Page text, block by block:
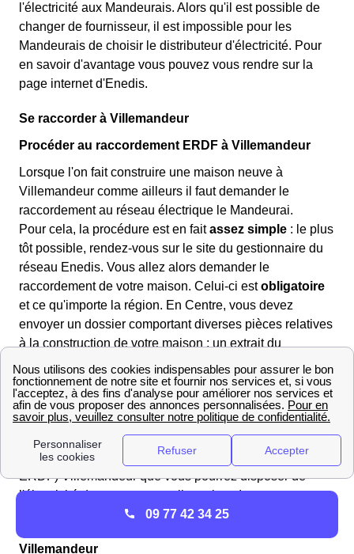
l'électricité aux Mandeurais. Alors qu'il est possible de
changer de fournisseur, il est impossible pour les
Mandeurais de choisir le distributeur d'électricité. Pour
en savoir d'avantage vous pouvez vous rendre sur la
page internet d'Enedis.
Se raccorder à Villemandeur
Procéder au raccordement ERDF à Villemandeur
Lorsque l'on fait construire une maison neuve à
Villemandeur comme ailleurs il faut demander le
raccordement au réseau électrique le Mandeurai.
Pour cela, la procédure est en faitassez simple : le plus
tôt possible, rendez-vous sur le site du gestionnaire du
réseau Enedis. Vous allez alors demander le
raccordement de votre maison. Celui-ci estobligatoire
et ce qu'importe la région. En Centre, vous devez
envoyer un dossier comportant diverses pièces relatives
à la construction de votre maison : un extrait du
cadastre, le permis de construire, un plan de masse du
domicile, et quelques photos des installations. Comptez
au moins six semaines de délai pour avoir une réponse
de la part d'Enedis Loiret, car les demandes de
raccordement en Centre sont nombreuses.
C'est seulement grâce au raccordement Enedis (ex-
ERDF) Villemandeur que vous pourrez disposer de
l'électricité dans votre nouvelle maison !
Villemandeur
09 77 42 34 25